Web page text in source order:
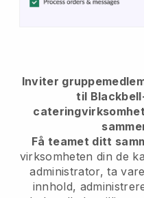
Inviter
til
Få teamet ditt
virksomheten din de
administrator, ta
innhold,